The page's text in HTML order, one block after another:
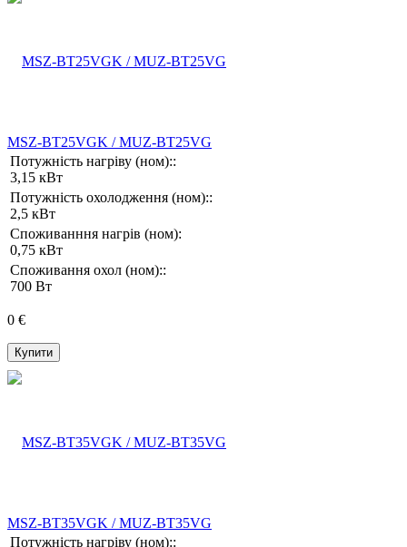
MSZ-BT25VGK / MUZ-BT25VG
Потужність нагріву (ном)::
3,15 кВт
Потужність охолодження (ном)::
2,5 кВт
Споживанння нагрів (ном):
0,75 кВт
Споживання охол (ном)::
700 Вт
0 €
Купити
MSZ-BT35VGK / MUZ-BT35VG
Потужність нагріву (ном)::